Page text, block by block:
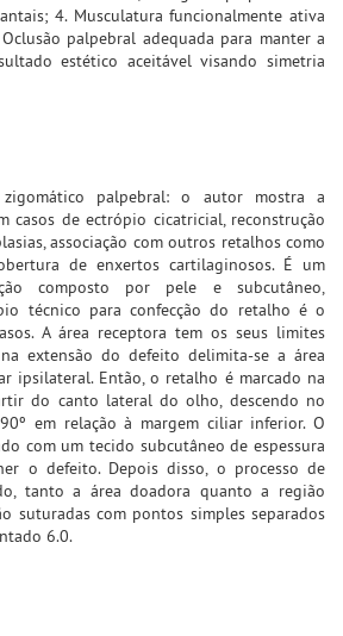
4. Musculatura funcionalmente ativa
palpebral adequada para manter a
estético aceitável visando simetria
palpebral: o autor mostra a
casos de ectrópio cicatricial, reconstrução
associação com outros retalhos como
de enxertos cartilaginosos. É um
composto por pele e subcutâneo,
técnico para confecção do retalho é o
A área receptora tem os seus limites
extensão do defeito delimita-se a área
ipsilateral. Então, o retalho é marcado na
do canto lateral do olho, descendo no
em relação à margem ciliar inferior. O
com um tecido subcutâneo de espessura
o defeito. Depois disso, o processo de
tanto a área doadora quanto a região
suturadas com pontos simples separados
6.0.